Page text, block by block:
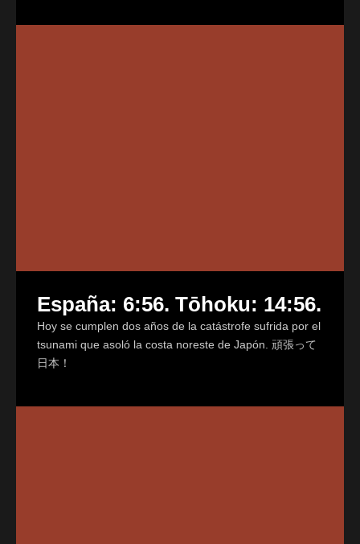
España: 6:56. Tōhoku: 14:56.
Hoy se cumplen dos años de la catástrofe sufrida por el
tsunami que asoló la costa noreste de Japón. 頑張って
日本！